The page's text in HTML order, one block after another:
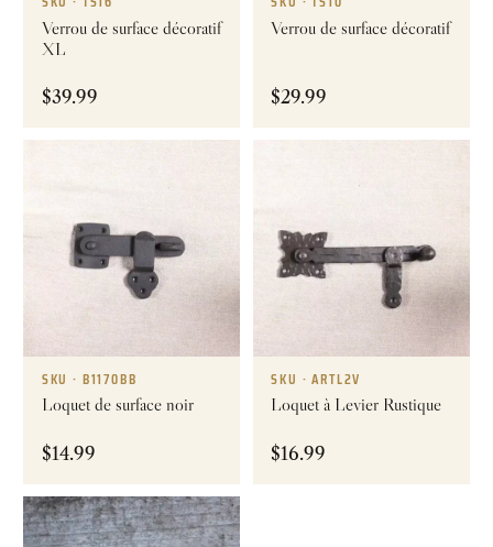
Verrou de surface décoratif
XL
$39.99
Verrou de surface décoratif
$29.99
SKU · B1170BB
Loquet de surface noir
$14.99
SKU · ARTL2V
Loquet à Levier Rustique
$16.99